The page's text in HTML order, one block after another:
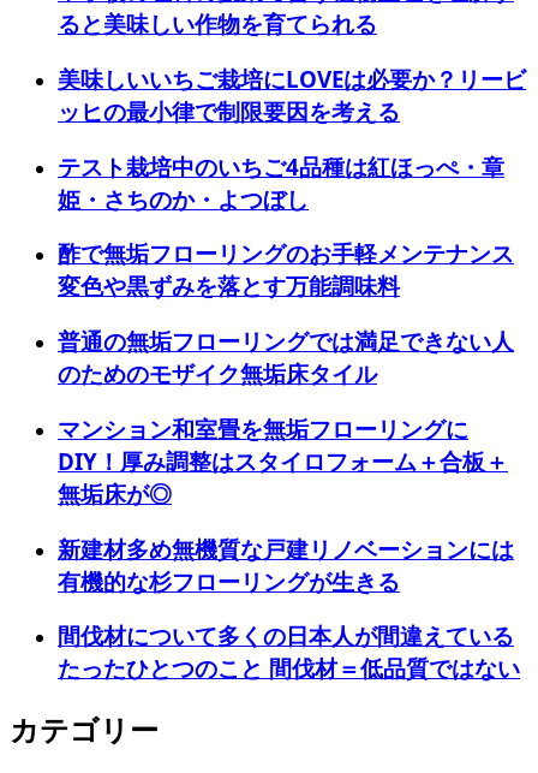
ると美味しい作物を育てられる
美味しいいちご栽培にLOVEは必要か？リービ
ッヒの最小律で制限要因を考える
テスト栽培中のいちご4品種は紅ほっぺ・章
姫・さちのか・よつぼし
酢で無垢フローリングのお手軽メンテナンス
変色や黒ずみを落とす万能調味料
普通の無垢フローリングでは満足できない人
のためのモザイク無垢床タイル
マンション和室畳を無垢フローリングに
DIY！厚み調整はスタイロフォーム＋合板＋
無垢床が◎
新建材多め無機質な戸建リノベーションには
有機的な杉フローリングが生きる
間伐材について多くの日本人が間違えている
たったひとつのこと 間伐材＝低品質ではない
カテゴリー